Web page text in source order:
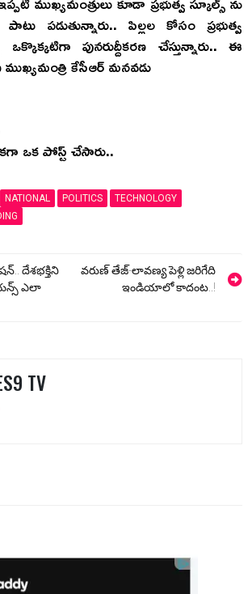
పాటు పడుతున్నారు.. పిల్లల కోసం ప్రభుత్వ
పునరుద్దీకరణ చేస్తున్నారు.. ఈ
కేసీఆర్ మనవడు
ఒక పోస్ట్ చేసారు..
NATIONAL POLITICS
TECHNOLOGY
దేశభక్తిని
ఎలా
వరుణ్‌ తేజ్-లావణ్య పెళ్లి జరిగేది
ఇండియాలో కాదంట..!
TV